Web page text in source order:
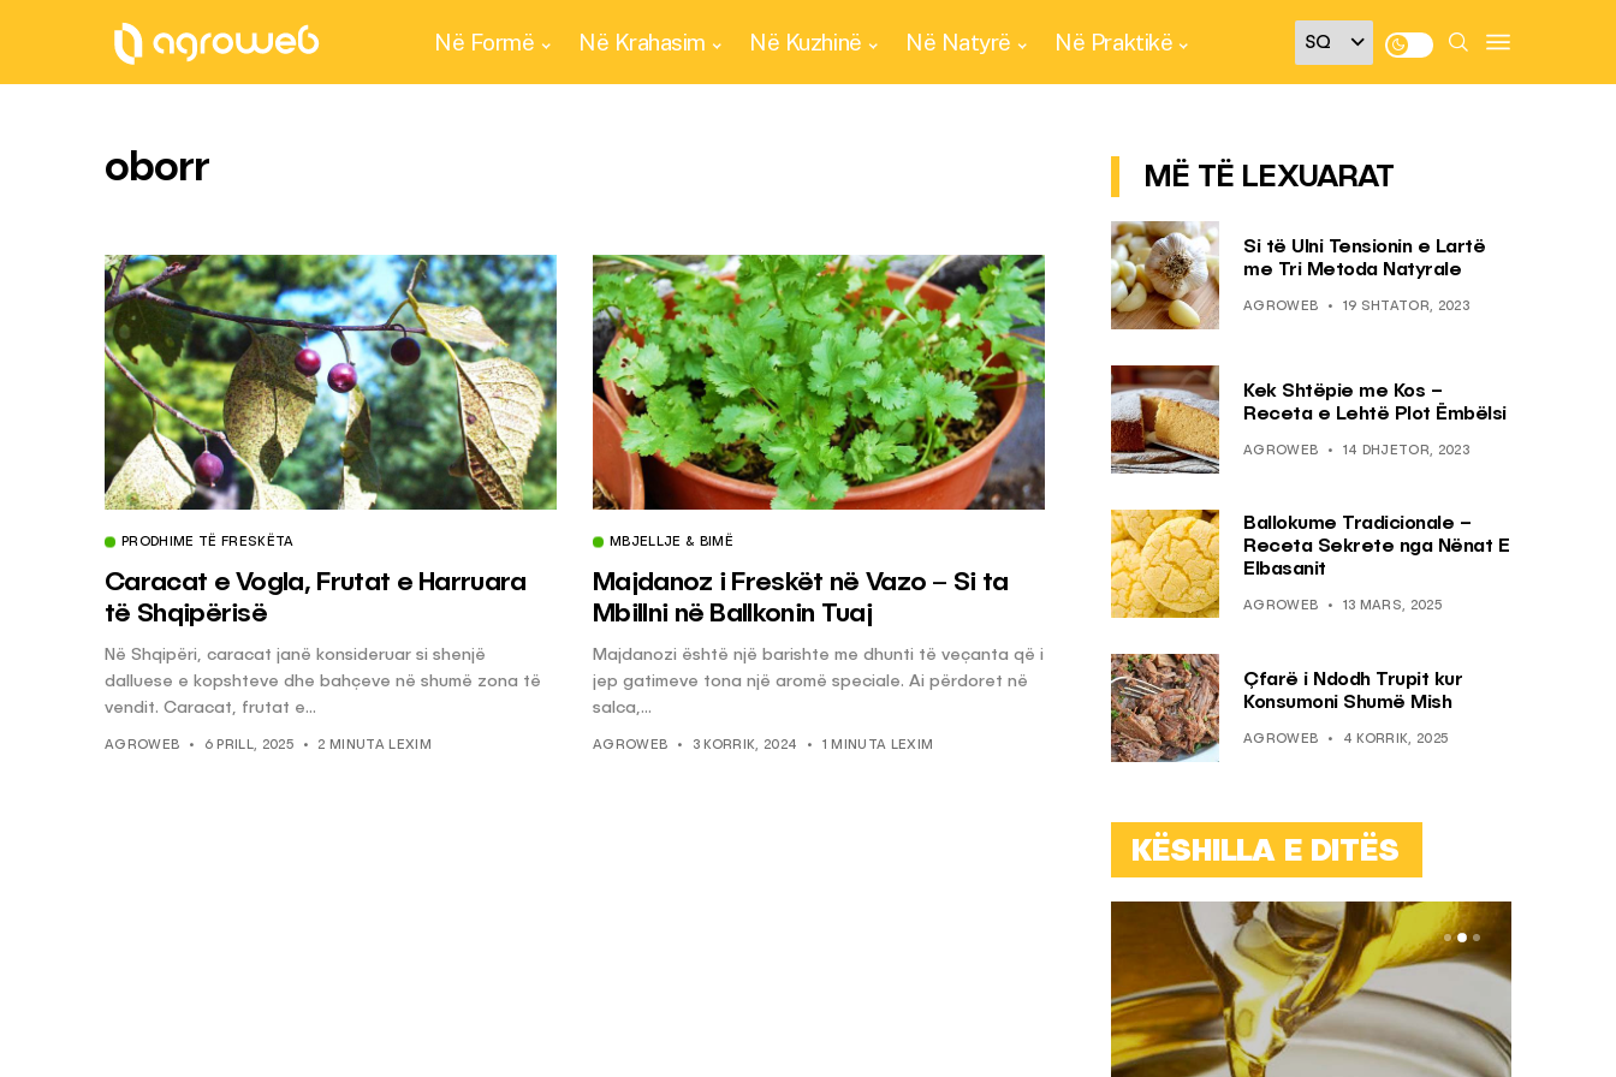
Në Formë Në Krahasim Në Kuzhinë Në Natyrë Në Praktikë
oborr
PRODHIME TË FRESKËTA
Caracat e Vogla, Frutat e Harruara
të Shqipërisë
Në Shqipëri, caracat janë konsideruar si shenjë
dalluese e kopshteve dhe bahçeve në shumë zona të
vendit. Caracat, frutat e...
AGROWEB 6 PRILL, 2025 2 MINUTA LEXIM
MBJELLJE & BIMË
Majdanoz i Freskët në Vazo – Si ta
Mbillni në Ballkonin Tuaj
Majdanozi është një barishte me dhunti të veçanta që i
jep gatimeve tona një aromë speciale. Ai përdoret në
salca,...
AGROWEB 3 KORRIK, 2024 1 MINUTA LEXIM
MË TË LEXUARAT
Si të Ulni Tensionin e Lartë
me Tri Metoda Natyrale
AGROWEB 19 SHTATOR, 2023
Kek Shtëpie me Kos –
Receta e Lehtë Plot Ëmbëlsi
AGROWEB 14 DHJETOR, 2023
Ballokume Tradicionale –
Receta Sekrete nga Nënat E
Elbasanit
AGROWEB 13 MARS, 2025
Çfarë i Ndodh Trupit kur
Konsumoni Shumë Mish
AGROWEB 4 KORRIK, 2025
KËSHILLA E DITËS